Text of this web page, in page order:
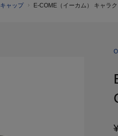
キャップ E-COME（イーカム） キャラ